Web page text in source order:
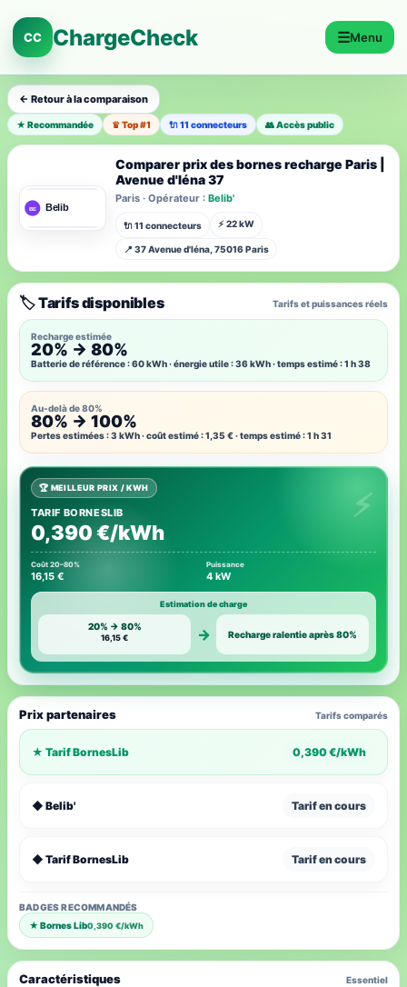
CC ChargeCheck ☰Menu
← Retour à la comparaison
★ Recommandée ♛ Top #1 🔌 11 connecteurs 👥 Accès public
Comparer prix des bornes recharge Paris |
Avenue d'Iéna 37
Paris · Opérateur : Belib'
🔌 11 connecteurs ⚡ 22 kW
📍 37 Avenue d'Iéna, 75016 Paris
🏷️ Tarifs disponibles Tarifs et puissances réels
Recharge estimée
20% → 80%
Batterie de référence : 60 kWh · énergie utile : 36 kWh · temps estimé : 1 h 38
Au-delà de 80%
80% → 100%
Pertes estimées : 3 kWh · coût estimé : 1,35 € · temps estimé : 1 h 31
🏆 MEILLEUR PRIX / KWH
TARIF BORNESLIB
0,390 €/kWh
Coût 20–80%
16,15 €
Puissance
4 kW
Estimation de charge
20% → 80%
16,15 € → Recharge ralentie après 80%
Prix partenaires Tarifs comparés
★ Tarif BornesLib 0,390 €/kWh
◆ Belib' Tarif en cours
◆ Tarif BornesLib Tarif en cours
BADGES RECOMMANDÉS
★ Bornes Lib0,390 €/kWh
Caractéristiques Essentiel